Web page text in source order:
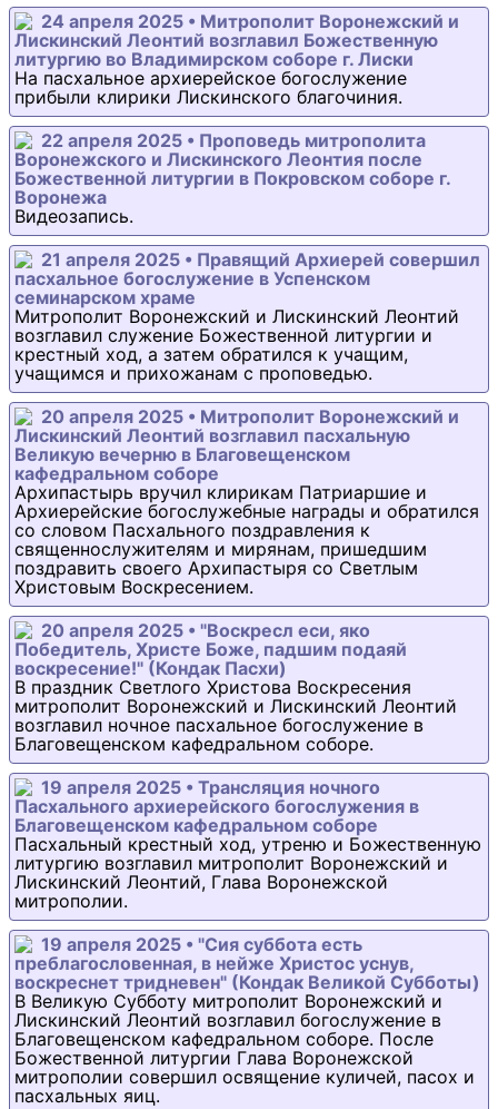
24 апреля 2025 • Митрополит Воронежский и
Лискинский Леонтий возглавил Божественную
литургию во Владимирском соборе г. Лиски
На пасхальное архиерейское богослужение
прибыли клирики Лискинского благочиния.
22 апреля 2025 • Проповедь митрополита
Воронежского и Лискинского Леонтия после
Божественной литургии в Покровском соборе г.
Воронежа
Видеозапись.
21 апреля 2025 • Правящий Архиерей совершил
пасхальное богослужение в Успенском
семинарском храме
Митрополит Воронежский и Лискинский Леонтий
возглавил служение Божественной литургии и
крестный ход, а затем обратился к учащим,
учащимся и прихожанам с проповедью.
20 апреля 2025 • Митрополит Воронежский и
Лискинский Леонтий возглавил пасхальную
Великую вечерню в Благовещенском
кафедральном соборе
Архипастырь вручил клирикам Патриаршие и
Архиерейские богослужебные награды и обратился
со словом Пасхального поздравления к
священнослужителям и мирянам, пришедшим
поздравить своего Архипастыря со Светлым
Христовым Воскресением.
20 апреля 2025 • "Воскресл еси, яко
Победитель, Христе Боже, падшим подаяй
воскресение!" (Кондак Пасхи)
В праздник Светлого Христова Воскресения
митрополит Воронежский и Лискинский Леонтий
возглавил ночное пасхальное богослужение в
Благовещенском кафедральном соборе.
19 апреля 2025 • Трансляция ночного
Пасхального архиерейского богослужения в
Благовещенском кафедральном соборе
Пасхальный крестный ход, утреню и Божественную
литургию возглавил митрополит Воронежский и
Лискинский Леонтий, Глава Воронежской
митрополии.
19 апреля 2025 • "Сия суббота есть
преблагословенная, в нейже Христос уснув,
воскреснет тридневен" (Кондак Великой Субботы)
В Великую Субботу митрополит Воронежский и
Лискинский Леонтий возглавил богослужение в
Благовещенском кафедральном соборе. После
Божественной литургии Глава Воронежской
митрополии совершил освящение куличей, пасох и
пасхальных яиц.